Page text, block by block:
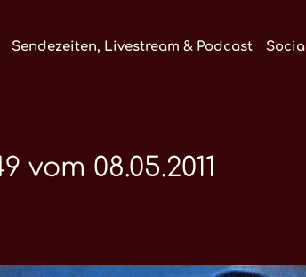
Sendezeiten, Livestream & Podcast
vom 08.05.2011